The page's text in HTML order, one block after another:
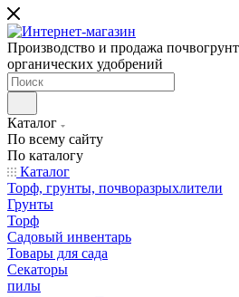
Производство и продажа
органических удобрений
Каталог
По всему сайту
По каталогу
Каталог
Торф, грунты, почворазрыхлители
Грунты
Торф
Садовый инвентарь
Товары для сада
Секаторы
пилы